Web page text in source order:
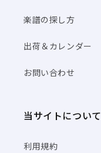
楽譜の探し方
出荷＆カレンダー
お問い合わせ
当サイトについて
利用規約